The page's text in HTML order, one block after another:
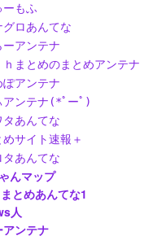
ーもふ
グロあんてな
ーアンテナ
ｈまとめのまとめアンテナ
ぽアンテナ
アンテナ(*ﾟーﾟ)
タあんてな
めサイト速報＋
タあんてな
んマップ
とめあんてな1
人
アンテナ